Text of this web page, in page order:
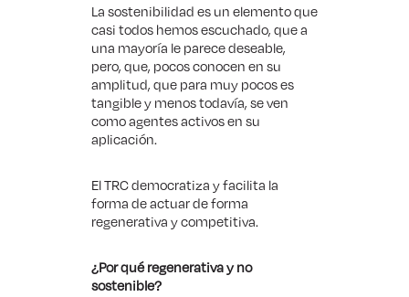
La sostenibilidad es un elemento que
casi todos hemos escuchado, que a
una mayoría le parece deseable,
pero, que, pocos conocen en su
amplitud, que para muy pocos es
tangible y menos todavía, se ven
como agentes activos en su
aplicación.
El TRC democratiza y facilita la
forma de actuar de forma
regenerativa y competitiva.
¿Por qué regenerativa y no
sostenible?